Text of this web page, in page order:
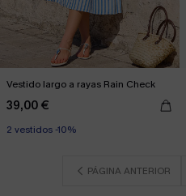
Vestido largo a rayas Rain Check
39,00 €
2 vestidos -10%
PÁGINA ANTERIOR